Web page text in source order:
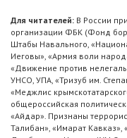
Для читателей: В России
организации ФБК (Фонд
Штабы Навального,
Иеговы», «Армия воли
«Движение против
УНСО, УПА, «Тризуб им.
«Меджлис
общероссийская
«Айдар». Признаны
Талибан», «Имарат Кавказ»,